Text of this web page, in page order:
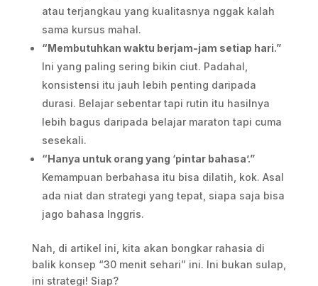
atau terjangkau yang kualitasnya nggak kalah
sama kursus mahal.
“Membutuhkan waktu berjam-jam setiap hari.”
Ini yang paling sering bikin ciut. Padahal,
konsistensi itu jauh lebih penting daripada
durasi. Belajar sebentar tapi rutin itu hasilnya
lebih bagus daripada belajar maraton tapi cuma
sesekali.
“Hanya untuk orang yang ‘pintar bahasa’.”
Kemampuan berbahasa itu bisa dilatih, kok. Asal
ada niat dan strategi yang tepat, siapa saja bisa
jago bahasa Inggris.
Nah, di artikel ini, kita akan bongkar rahasia di
balik konsep “30 menit sehari” ini. Ini bukan sulap,
ini strategi! Siap?